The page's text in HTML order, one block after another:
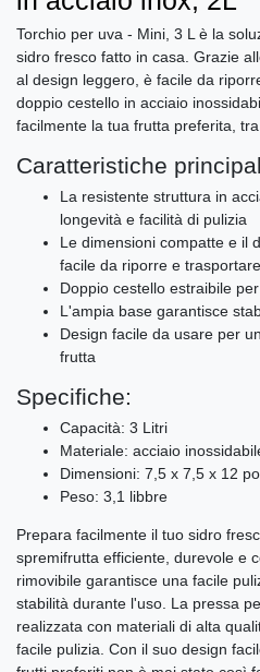
Torchio per uva - Mini, 3 L è la
sidro fresco fatto in casa. Grazie
al design leggero, è facile da
doppio cestello in acciaio
facilmente la tua frutta preferita,
Caratteristiche
La resistente struttura in
longevità e facilità di pulizia
Le dimensioni compatte e il
facile da riporre e trasportare
Doppio cestello estraibile
L'ampia base garantisce
Design facile da usare per
frutta
Specifiche:
Capacità: 3 Litri
Materiale: acciaio
Dimensioni: 7,5 x 7,5 x 12
Peso: 3,1 libbre
Prepara facilmente il tuo sidro
spremifrutta efficiente, durevole e
rimovibile garantisce una facile
stabilità durante l'uso. La pressa
realizzata con materiali di alta
facile pulizia. Con il suo design